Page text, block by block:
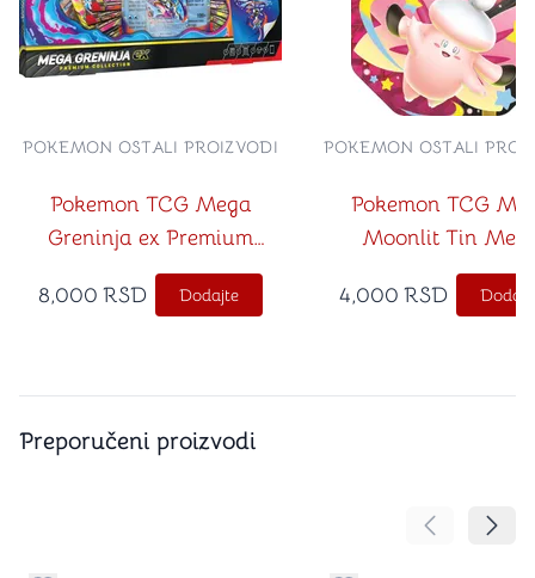
Pokemon TCG Mega
Greninja ex Premium
Collection
POKEMON OSTALI PROIZVODI
8,000 RSD Dodajte
Pokemon TCG
Moonlit Tin
Clefable ex
POKEMON OSTALI
4,000 RSD
Preporučeni proizvodi
Pomeranje